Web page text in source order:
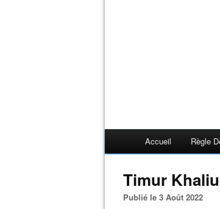
Accueil Règle
Timur
Publié le 3 Août 2022